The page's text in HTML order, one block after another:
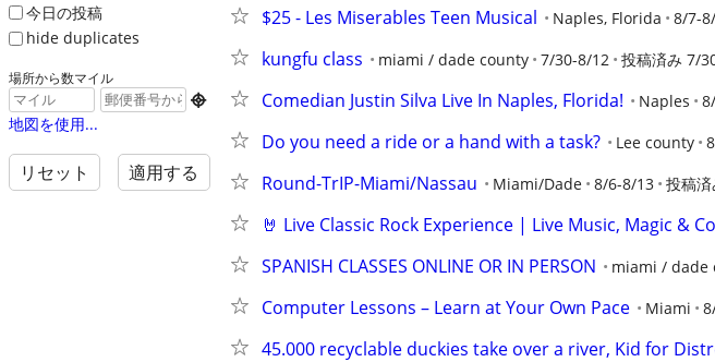
今日の投稿
hide duplicates
場所から数マイル

地図を使用...
リセット 適用する
$25 - Les Miserables Teen Musical Naples, Florida 8/7-
kungfu class miami / dade county 7/30-8/12 投稿済み 7/
Comedian Justin Silva Live In Naples, Florida! Naples
Do you need a ride or a hand with a task? Lee county
Round-TrIP-Miami/Nassau Miami/Dade 8/6-8/13 投稿
🤘 Live Classic Rock Experience | Live Music, Magic &
SPANISH CLASSES ONLINE OR IN PERSON miami / dade
Computer Lessons – Learn at Your Own Pace Miami
45.000 recyclable duckies take over a river, Kid for